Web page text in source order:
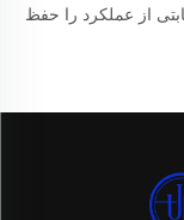
از عملکرد را حفظ